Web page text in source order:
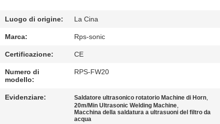
QUALITÀ
CONTATTICI
NOTIZIE
Luogo di origine: La Cina
Marca: Rps-sonic
Certificazione: CE
Numero di
modello:
RPS-FW20
Evidenziare: Saldatore ultrasonico rotatorio Machine di Horn,
20m/Min Ultrasonic Welding Machine,
Macchina della saldatura a ultrasuoni del filtro da
acqua